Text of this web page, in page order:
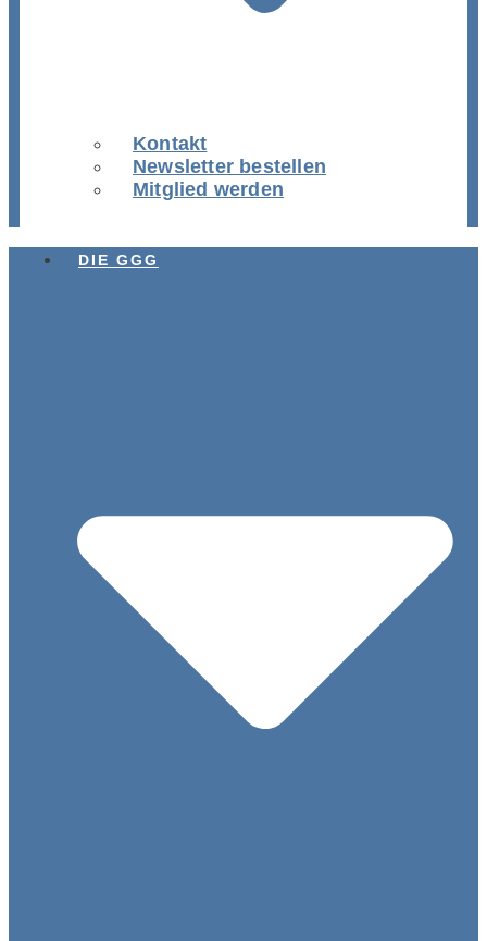
Kontakt
Newsletter bestellen
Mitglied werden
DIE GGG